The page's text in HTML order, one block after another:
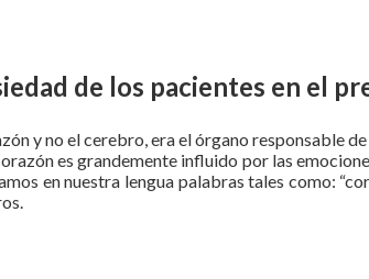
de los pacientes en el
y no el cerebro, era el órgano responsable
es grandemente influido por las
en nuestra lengua palabras tales como: